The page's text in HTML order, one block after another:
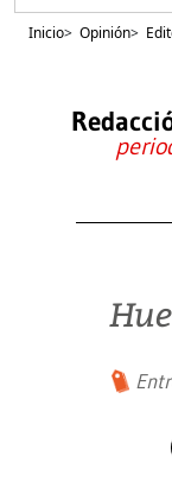
Inicio> Opinión>